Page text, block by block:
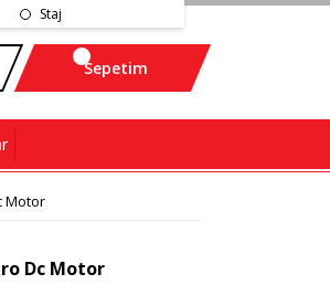
Staj
Sepetim
Motor
Dc Motor